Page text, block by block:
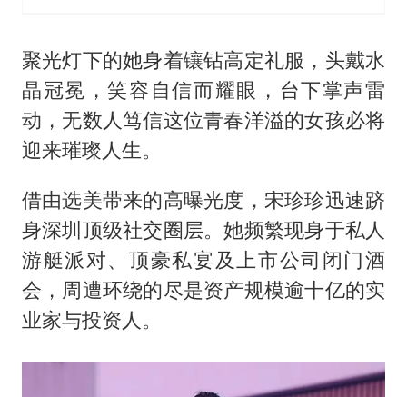
聚光灯下的她身着镶钻高定礼服，头戴水
晶冠冕，笑容自信而耀眼，台下掌声雷
动，无数人笃信这位青春洋溢的女孩必将
迎来璀璨人生。
借由选美带来的高曝光度，宋珍珍迅速跻
身深圳顶级社交圈层。她频繁现身于私人
游艇派对、顶豪私宴及上市公司闭门酒
会，周遭环绕的尽是资产规模逾十亿的实
业家与投资人。